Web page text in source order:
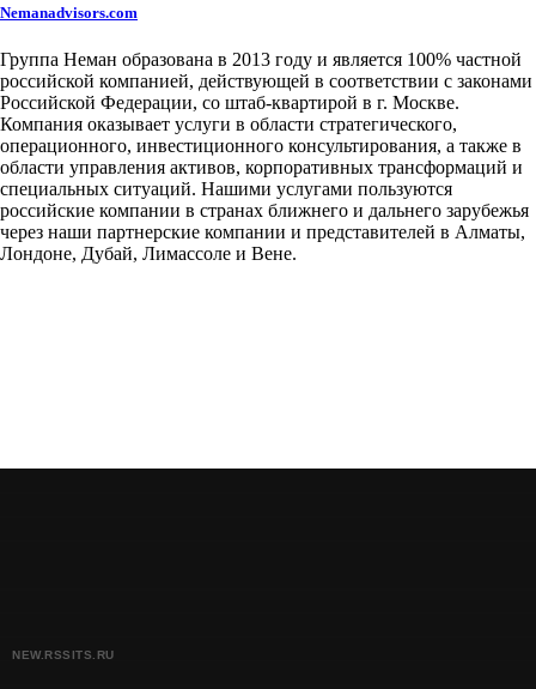
Nemanadvisors.com
Группа Неман образована в 2013 году и является 100% частной
российской компанией, действующей в соответствии с законами
Российской Федерации, со штаб-квартирой в г. Москве.
Компания оказывает услуги в области стратегического,
операционного, инвестиционного консультирования, а также в
области управления активов, корпоративных трансформаций и
специальных ситуаций. Нашими услугами пользуются
российские компании в странах ближнего и дальнего зарубежья
через наши партнерские компании и представителей в Алматы,
Лондоне, Дубай, Лимассоле и Вене.
NEW.RSSITS.RU